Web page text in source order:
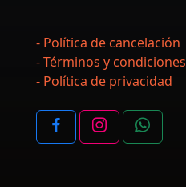
- Política de cancelación
- Términos y condiciones
- Política de privacidad